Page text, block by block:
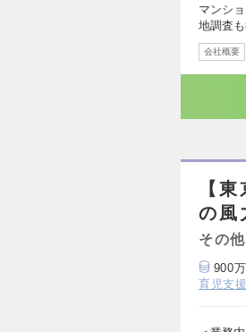
マンシ
地調査
会社概要
【
の風
その
900
育児支